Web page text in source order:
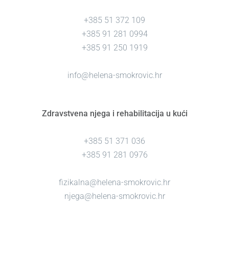
+385 51 372 109
+385 91 281 0994
+385 91 250 1919
info@helena-smokrovic.hr
Zdravstvena njega i rehabilitacija u kući
+385 51 371 036
+385 91 281 0976
fizikalna@helena-smokrovic.hr
njega@helena-smokrovic.hr